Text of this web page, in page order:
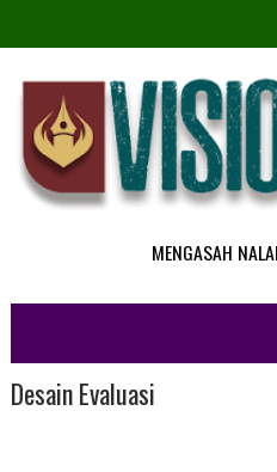
MENGASAH
Desain Evaluasi